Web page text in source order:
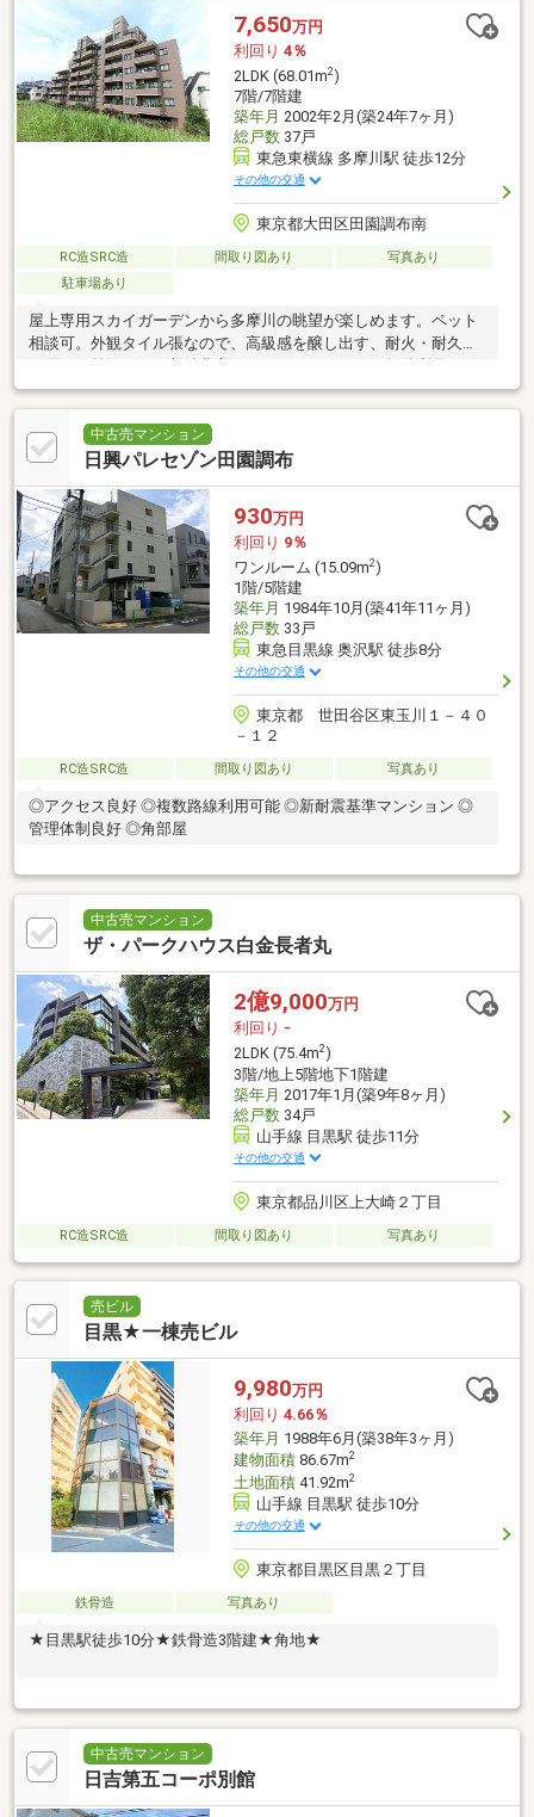
7,650万円
利回り 4％
2LDK (68.01m2)
7階/7階建
築年月 2002年2月(築24年7ヶ月)
総戸数37戸
東急東横線 多摩川駅 徒歩12分
その他の交通
東京都大田区田園調布南
RC造SRC造 間取り図あり
写真あり
駐車場あり
屋上専用スカイガーデンから多摩川の眺望が楽しめます。ペット
相談可。外観タイル張なので、高級感を醸し出す、耐火・耐久性
ます。
中古売マンション
日興パレセゾン田園調布
930万円
利回り 9％
ワンルーム (15.09m2)
1階/5階建
築年月 1984年10月(築41年11ヶ月)
総戸数33戸
東急目黒線 奥沢駅 徒歩8分
その他の交通
東京都 世田谷区東玉川１－４０
－１２
RC造SRC造 間取り図あり 写真あり
◎アクセス良好 ◎複数路線利用可能 ◎新耐震基準マンション ◎
管理体制良好 ◎角部屋
中古売マンション
ザ・パークハウス白金長者丸
2億9,000万円
利回り -
2LDK (75.4m2)
3階/地上5階地下1階建
築年月 2017年1月(築9年8ヶ月)
総戸数34戸
山手線 目黒駅 徒歩11分
その他の交通
東京都品川区上大崎２丁目
RC造SRC造 間取り図あり 写真あり
売ビル
目黒★一棟売ビル
9,980万円
利回り 4.66％
築年月 1988年6月(築38年3ヶ月)
建物面積86.67m2
土地面積41.92m2
山手線 目黒駅 徒歩10分
その他の交通
東京都目黒区目黒２丁目
鉄骨造 写真あり
★目黒駅徒歩10分★鉄骨造3階建★角地★
中古売マンション
日吉第五コーポ別館